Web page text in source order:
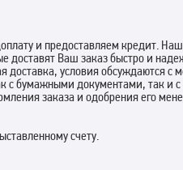
и предоставляем кредит. Наш
Ваш заказ быстро и
доставка, условия обсуждаются
с бумажными документами, так и
заказа и одобрения его
счету.